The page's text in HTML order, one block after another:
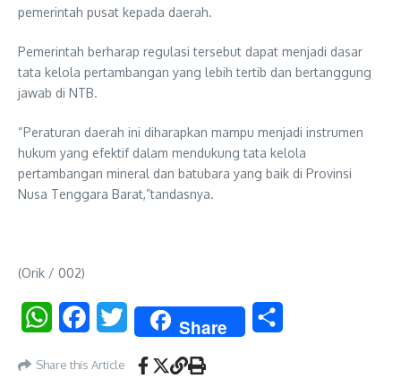
pemerintah pusat kepada daerah.
Pemerintah berharap regulasi tersebut dapat menjadi dasar
tata kelola pertambangan yang lebih tertib dan bertanggung
jawab di NTB.
“Peraturan daerah ini diharapkan mampu menjadi instrumen
hukum yang efektif dalam mendukung tata kelola
pertambangan mineral dan batubara yang baik di Provinsi
Nusa Tenggara Barat,”tandasnya.
(Orik / 002)
WhatsAppFacebookTwitter Share
Share this Article